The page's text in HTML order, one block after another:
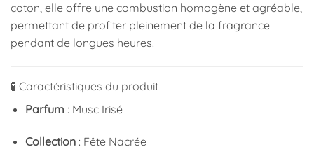
coton, elle offre une combustion homogène et agréable,
permettant de profiter pleinement de la fragrance
pendant de longues heures.
🧪 Caractéristiques du produit
Parfum : Musc Irisé
Collection: Fête Nacrée